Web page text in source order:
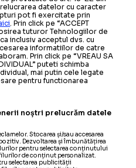
20.04.2021
pentru Genclerbirligi
campionatului
pentru Genclerbirligi
15.12.2019
a devenit
Turciei
o "dublă" și a
datelor cu caracter
pot fi exercitate prin
. Prin click pe “ACCEPT
tuturor Tehnologiilor de
inclusiv acceptul dvs. cu
informatiilor de catre
Prin click pe “VREAU SA
puteti schimba
mai putin cele legate
pentru functionarea
noștri prelucrăm datele
Stocarea și/sau accesarea
Dezvoltarea și îmbunătățirea
pentru selectarea conținutului
de conținut personalizat.
selectarea publicității